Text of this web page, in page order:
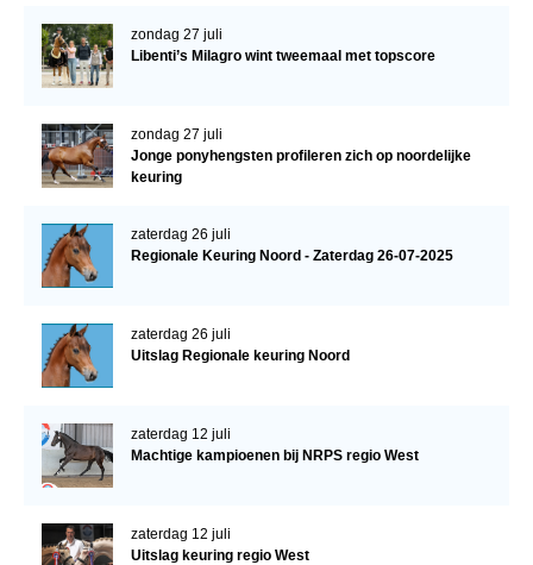
zondag 27 juli
Libenti’s Milagro wint tweemaal met topscore
zondag 27 juli
Jonge ponyhengsten profileren zich op noordelijke
keuring
zaterdag 26 juli
Regionale Keuring Noord - Zaterdag 26-07-2025
zaterdag 26 juli
Uitslag Regionale keuring Noord
zaterdag 12 juli
Machtige kampioenen bij NRPS regio West
zaterdag 12 juli
Uitslag keuring regio West